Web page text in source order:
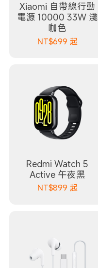
Xiaomi 自帶線行動
電源 10000 33W 淺
咖色
NT$699 起
Redmi Watch 5
Active 午夜黑
NT$899 起